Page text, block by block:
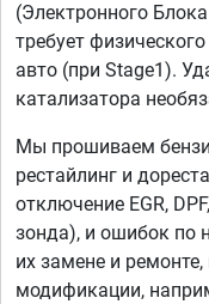
(Электронного
требует
авто (при Stage1).
катализатора
Мы прошиваем
рестайлинг и
отключение EGR,
зонда), и ошибок по
их замене и
модификации,